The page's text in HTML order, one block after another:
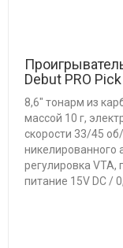
Debut PRO
8,6" тонарм из
массой 10 г,
скорости 33/45
никелированного
регулировка VTA,
питание 15V DC /